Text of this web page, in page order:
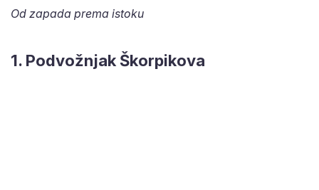
Od zapada prema istoku
1. Podvožnjak Škorpikova